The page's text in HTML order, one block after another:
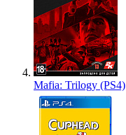
Mafia: Trilogy (PS4)